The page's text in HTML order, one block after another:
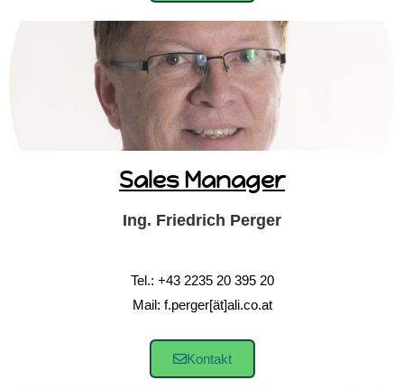
Sales Manager
Ing. Friedrich Perger
Tel.: +43 2235 20 395 20
Mail: f.perger[ät]ali.co.at
Kontakt